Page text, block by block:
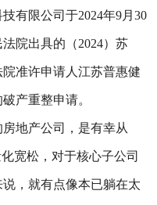
有限公司于2024年9月30
院出具的（2024）苏
准许申请人江苏普惠健
产重整申请。
地产公司，是有幸从
宽松，对于核心子公司
，就有点像本已躺在太